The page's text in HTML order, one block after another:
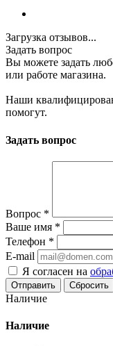
Загрузка отзывов...
Задать вопрос
Вы можете задать
или работе магазина.
Наши
помогут.
Задать вопрос
Вопрос *
Ваше имя *
Телефон *
E-mail
Я согласен на
Сбросить
Наличие
Наличие